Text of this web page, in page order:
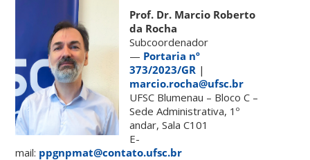
Prof. Dr. Marcio Roberto
da Rocha
Subcoordenador
— Portaria nº
373/2023/GR |
marcio.rocha@ufsc.br
UFSC Blumenau – Bloco C –
Sede Administrativa, 1º
andar, Sala C101
E-
mail: ppgnpmat@contato.ufsc.br